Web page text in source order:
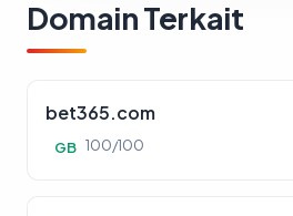
Domain Terkait
bet365.com
GB 100/100